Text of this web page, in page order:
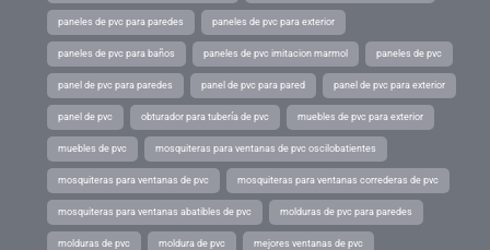
paneles de pvc para paredes paneles de pvc para exterior
paneles de pvc para baños paneles de pvc imitacion marmol paneles de pvc
panel de pvc para paredes panel de pvc para pared panel de pvc para exterior
panel de pvc obturador para tubería de pvc muebles de pvc para exterior
muebles de pvc mosquiteras para ventanas de pvc oscilobatientes
mosquiteras para ventanas de pvc mosquiteras para ventanas correderas de pvc
mosquiteras para ventanas abatibles de pvc molduras de pvc para paredes
molduras de pvc moldura de pvc mejores ventanas de pvc